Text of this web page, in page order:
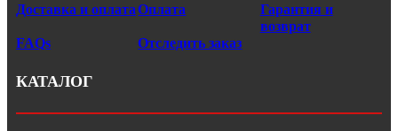
Доставка и оплатаОплата
Гарантия и
возврат
FAQs
Отследить заказ
КАТАЛОГ